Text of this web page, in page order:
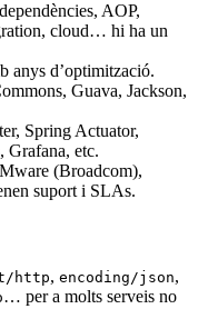
AOP,
cloud… hi ha un
anys d’optimització.
Guava, Jackson,
Spring Actuator,
Grafana, etc.
(Broadcom),
suport i SLAs.
http, encoding/json,
… per a molts serveis no